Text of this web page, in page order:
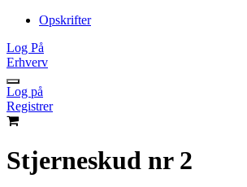
Opskrifter
Log På
Erhverv
Log på
Registrer
Stjerneskud nr 2